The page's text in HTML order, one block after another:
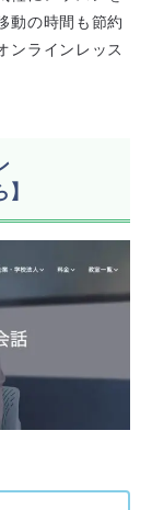
動の時間も節約
ンラインレッス